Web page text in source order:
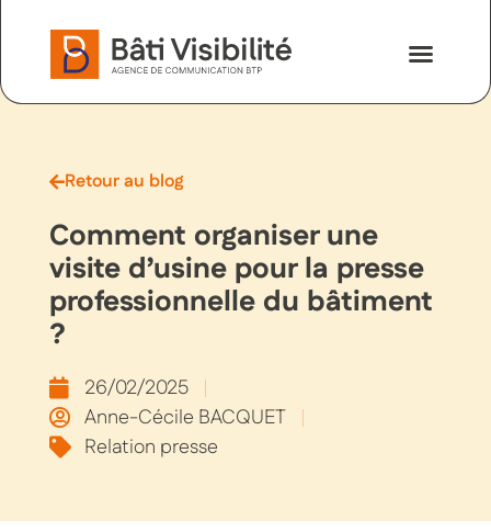
Retour au blog
Comment organiser une
visite d’usine pour la presse
professionnelle du bâtiment
?
26/02/2025
Anne-Cécile BACQUET
Relation presse